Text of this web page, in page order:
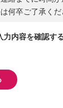
検索された検
利用の方法，
報，位置情報
ます。
ー情報の
利用登録をす
何卒ご了承くだ
力内容を確認す